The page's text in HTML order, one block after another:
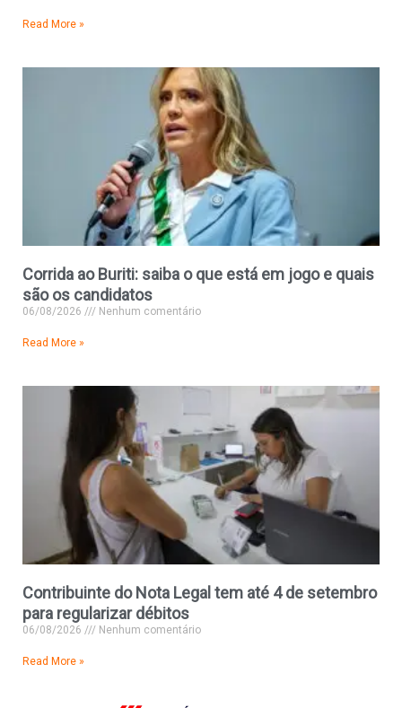
Read More »
Corrida ao Buriti: saiba o que está em jogo e quais
são os candidatos
06/08/2026 Nenhum comentário
Read More »
Contribuinte do Nota Legal tem até 4 de setembro
para regularizar débitos
06/08/2026 Nenhum comentário
Read More »